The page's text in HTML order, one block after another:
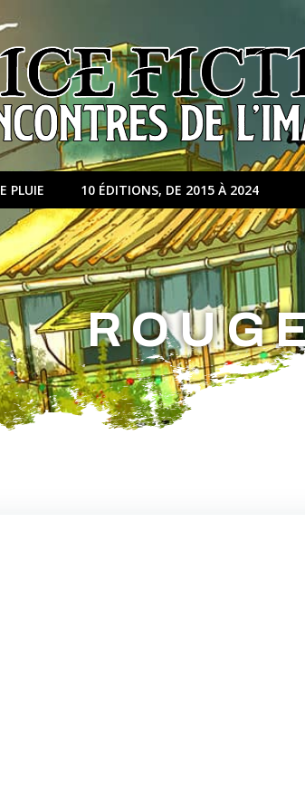
PLUIE 10 ÉDITIONS, DE 2015 À 2024